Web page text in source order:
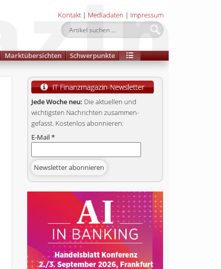
Kontakt | Mediadaten | Impressum
Marktübersichten Schwerpunkte
Jede Woche neu: Die aktuellen und
wichtigsten Nachrichten zusammen­
gefasst. Kostenlos abonnieren:
E-Mail*